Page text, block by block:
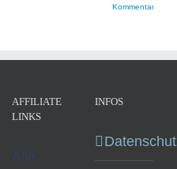
Kommentare
AFFILIATE
LINKS
Alle
INFOS